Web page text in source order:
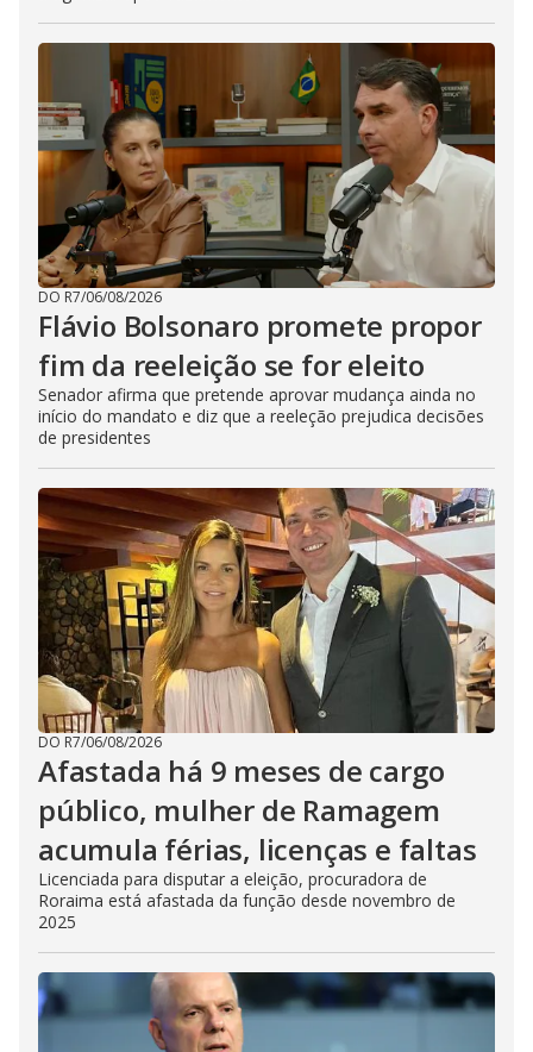
DO R7/06/08/2026
Flávio Bolsonaro promete propor
fim da reeleição se for eleito
Senador afirma que pretende aprovar mudança ainda no
início do mandato e diz que a reeleção prejudica decisões
de presidentes
DO R7/06/08/2026
Afastada há 9 meses de cargo
público, mulher de Ramagem
acumula férias, licenças e faltas
Licenciada para disputar a eleição, procuradora de
Roraima está afastada da função desde novembro de
2025